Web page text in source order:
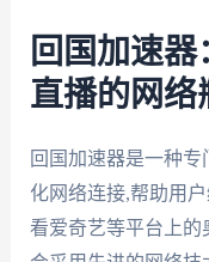
回国加速
直播的网络
回国加速器是一种
化网络连接,帮助用
看爱奇艺等平台上的